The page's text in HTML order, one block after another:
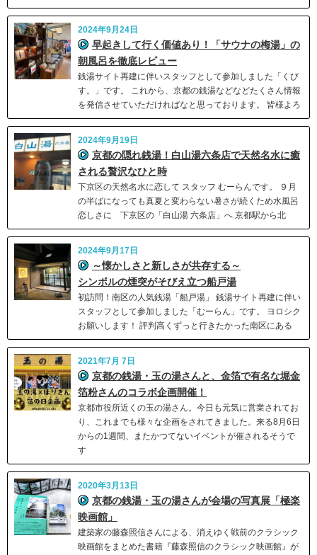
2024年9月24日
早起きして行く価値あり！「サウナの梅湯」の
朝風呂を徹底レビュー
銭湯サイト再建に伴いスタッフとして参加しました「くび
す。」です。 これから、京都の銭湯などなどたくさん情報
を発信させていただければなと思っております。 皆様よろ
2024年9月19日
京都の隠れ銭湯！白山湯六条店で天然名水に癒
される贅沢なひと時
下京区の天然名水に恋して スタッフ むーらんです。 ９月
の半ばになっても真夏と変わらない暑さが続くため水風呂
恋しさに 下京区の「白山湯 六条店」へ 京都駅から北
2024年9月17日
～懐かしさと新しさが共存する～
シンボルの煙突がそびえ立つ船戸湯
初訪問！南区の人気銭湯「船戸湯」 銭湯サイト再建に伴い
スタッフとして参加しました「むーらん」です。 ヨロシク
お願いします！ 評判高くずっと行きたかった南区にある
2021年7月 7日
京都の銭湯・玉の湯さんと、金箔で有名な堀金
箔粉さんのコラボ企画開催！
京都市役所近くの玉の湯さん。今日も元気に営業されてお
り、これまでも様々な企画をされてきました。来る8月6日
からの1週間、またかつてないイベントが催されるそうで
す
2020年3月13日
京都の銭湯・玉の湯さんが会場の写真展「極楽
映画館」
建築家の藤森照信さんによる、消えゆく戦前のクラシック
映画館をまとめた書籍『藤森照信のクラシック映画館』が